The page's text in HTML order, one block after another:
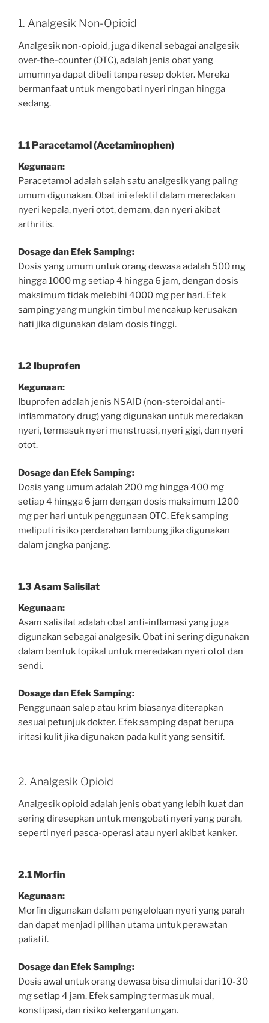
1. Analgesik Non-Opioid
Analgesik non-opioid, juga dikenal sebagai analgesik
over-the-counter (OTC), adalah jenis obat yang
umumnya dapat dibeli tanpa resep dokter. Mereka
bermanfaat untuk mengobati nyeri ringan hingga
sedang.
1.1 Paracetamol (Acetaminophen)
Kegunaan:
Paracetamol adalah salah satu analgesik yang paling
umum digunakan. Obat ini efektif dalam meredakan
nyeri kepala, nyeri otot, demam, dan nyeri akibat
arthritis.
Dosage dan Efek Samping:
Dosis yang umum untuk orang dewasa adalah 500 mg
hingga 1000 mg setiap 4 hingga 6 jam, dengan dosis
maksimum tidak melebihi 4000 mg per hari. Efek
samping yang mungkin timbul mencakup kerusakan
hati jika digunakan dalam dosis tinggi.
1.2 Ibuprofen
Kegunaan:
Ibuprofen adalah jenis NSAID (non-steroidal anti-
inflammatory drug) yang digunakan untuk meredakan
nyeri, termasuk nyeri menstruasi, nyeri gigi, dan nyeri
otot.
Dosage dan Efek Samping:
Dosis yang umum adalah 200 mg hingga 400 mg
setiap 4 hingga 6 jam dengan dosis maksimum 1200
mg per hari untuk penggunaan OTC. Efek samping
meliputi risiko perdarahan lambung jika digunakan
dalam jangka panjang.
1.3 Asam Salisilat
Kegunaan:
Asam salisilat adalah obat anti-inflamasi yang juga
digunakan sebagai analgesik. Obat ini sering digunakan
dalam bentuk topikal untuk meredakan nyeri otot dan
sendi.
Dosage dan Efek Samping:
Penggunaan salep atau krim biasanya diterapkan
sesuai petunjuk dokter. Efek samping dapat berupa
iritasi kulit jika digunakan pada kulit yang sensitif.
2. Analgesik Opioid
Analgesik opioid adalah jenis obat yang lebih kuat dan
sering diresepkan untuk mengobati nyeri yang parah,
seperti nyeri pasca-operasi atau nyeri akibat kanker.
2.1 Morfin
Kegunaan:
Morfin digunakan dalam pengelolaan nyeri yang parah
dan dapat menjadi pilihan utama untuk perawatan
paliatif.
Dosage dan Efek Samping:
Dosis awal untuk orang dewasa bisa dimulai dari 10-30
mg setiap 4 jam. Efek samping termasuk mual,
konstipasi, dan risiko ketergantungan.